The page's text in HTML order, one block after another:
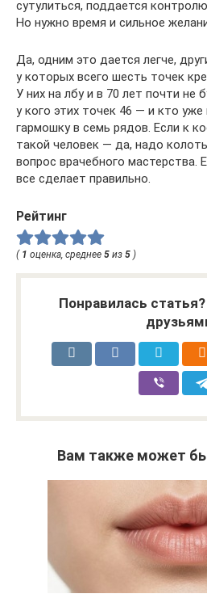
сутулиться, поддается
Но нужно время и сильное
Да, одним это дается легче,
у которых всего шесть точек
У них на лбу и в 70 лет почти не
у кого этих точек 46 — и кто
гармошку в семь рядов. Если к
такой человек — да, надо
вопрос врачебного мастерства.
все сделает правильно.
Рейтинг
( 1 оценка, среднее 5 из 5 )
Понравилась
Вам также может